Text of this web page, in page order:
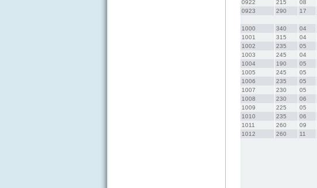
0922
215 08
0923
290 17
1000 340 04
1001
315 04
1002
235 05
1003
245 04
1004
190 05
1005
245 05
1006
235 05
1007
230 05
1008
230 06
1009
225 05
1010
235 06
1011
260 09
1012
260 11